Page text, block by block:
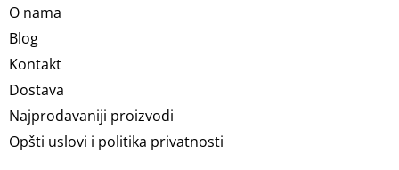
O nama
Blog
Kontakt
Dostava
Najprodavaniji proizvodi
Opšti uslovi i politika privatnosti